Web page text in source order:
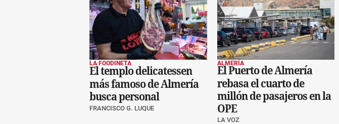
LA FOODINETA
El templo delicatessen
más famoso de Almería
busca personal
FRANCISCO G. LUQUE
ALMERÍA
El Puerto de Almería
rebasa el cuarto de
millón de pasajeros en la
OPE
LA VOZ